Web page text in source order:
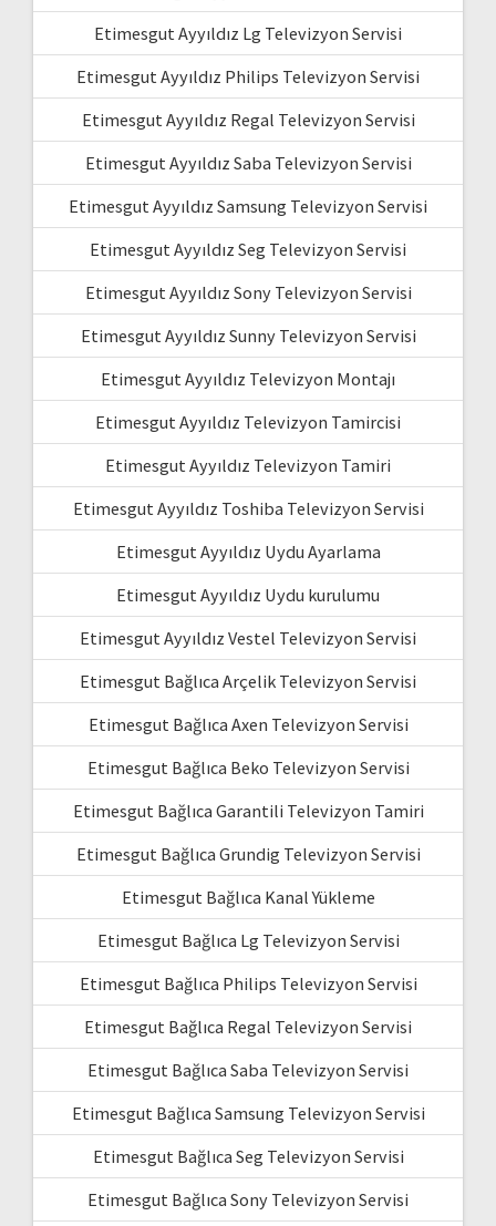
Etimesgut Ayyıldız Lg Televizyon Servisi
Etimesgut Ayyıldız Philips Televizyon Servisi
Etimesgut Ayyıldız Regal Televizyon Servisi
Etimesgut Ayyıldız Saba Televizyon Servisi
Etimesgut Ayyıldız Samsung Televizyon Servisi
Etimesgut Ayyıldız Seg Televizyon Servisi
Etimesgut Ayyıldız Sony Televizyon Servisi
Etimesgut Ayyıldız Sunny Televizyon Servisi
Etimesgut Ayyıldız Televizyon Montajı
Etimesgut Ayyıldız Televizyon Tamircisi
Etimesgut Ayyıldız Televizyon Tamiri
Etimesgut Ayyıldız Toshiba Televizyon Servisi
Etimesgut Ayyıldız Uydu Ayarlama
Etimesgut Ayyıldız Uydu kurulumu
Etimesgut Ayyıldız Vestel Televizyon Servisi
Etimesgut Bağlıca Arçelik Televizyon Servisi
Etimesgut Bağlıca Axen Televizyon Servisi
Etimesgut Bağlıca Beko Televizyon Servisi
Etimesgut Bağlıca Garantili Televizyon Tamiri
Etimesgut Bağlıca Grundig Televizyon Servisi
Etimesgut Bağlıca Kanal Yükleme
Etimesgut Bağlıca Lg Televizyon Servisi
Etimesgut Bağlıca Philips Televizyon Servisi
Etimesgut Bağlıca Regal Televizyon Servisi
Etimesgut Bağlıca Saba Televizyon Servisi
Etimesgut Bağlıca Samsung Televizyon Servisi
Etimesgut Bağlıca Seg Televizyon Servisi
Etimesgut Bağlıca Sony Televizyon Servisi